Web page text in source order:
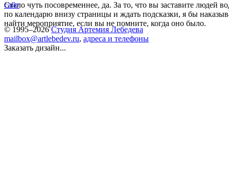
Стало чуть посовременнее, да. За то, что вы заставите людей
по календарю внизу страницы и ждать подсказки, я бы
найти мероприятие, если вы не помните, когда оно было.
сайт
© 1995–2026 Студия Артемия Лебедева
mailbox@artlebedev.ru, адреса и телефоны
Заказать дизайн...